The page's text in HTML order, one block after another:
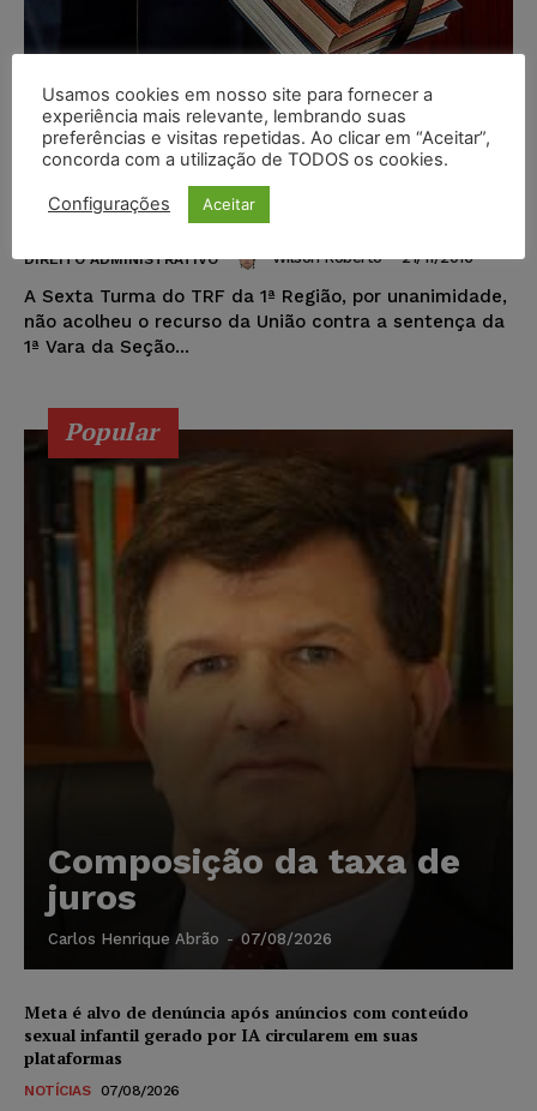
Questão de concurso impossível de
ser respondida é anulada pelo
TRF1
DIREITO ADMINISTRATIVO Wilson Roberto - 21/11/2016
A Sexta Turma do TRF da 1ª Região, por unanimidade,
não acolheu o recurso da União contra a sentença da
1ª Vara da Seção...
Popular
Composição da taxa de
juros
Carlos Henrique Abrão - 07/08/2026
Meta é alvo de denúncia após anúncios com conteúdo
sexual infantil gerado por IA circularem em suas
plataformas
NOTÍCIAS 07/08/2026
Usamos cookies em nosso site para fornecer a
experiência mais relevante, lembrando suas
preferências e visitas repetidas. Ao clicar em “Aceitar”,
concorda com a utilização de TODOS os cookies.
Configurações Aceitar